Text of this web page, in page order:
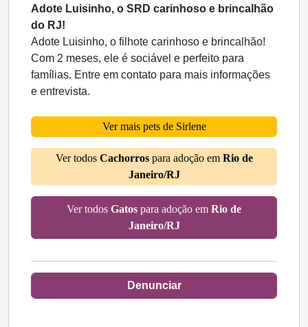
Adote Luisinho, o SRD carinhoso e brincalhão
do RJ!
Adote Luisinho, o filhote carinhoso e brincalhão!
Com 2 meses, ele é sociável e perfeito para
famílias. Entre em contato para mais informações
e entrevista.
Ver mais pets de Sirlene
Ver todos Cachorrospara adoção em Rio de
Janeiro/RJ
Ver todos Gatos para adoção em Rio de
Janeiro/RJ
Denunciar